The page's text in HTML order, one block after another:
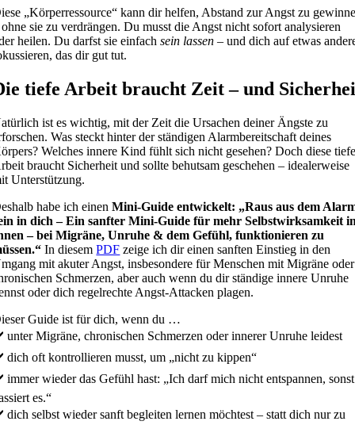
„Körperressource“ kann dir helfen, Abstand zur Angst zu
sie zu verdrängen. Du musst die Angst nicht sofort analysieren
heilen. Du darfst sie einfachsein lassen – und dich auf etwas
das dir gut tut.
tiefe Arbeit braucht Zeit – und
ist es wichtig, mit der Zeit die Ursachen deiner Ängste zu
Was steckt hinter der ständigen Alarmbereitschaft deines
Welches innere Kind fühlt sich nicht gesehen? Doch diese
braucht Sicherheit und sollte behutsam geschehen – idealerweise
Unterstützung.
habe ich einenMini-Guide entwickelt: „Raus aus dem
in dich – Ein sanfter Mini-Guide für mehr Selbstwirksamkeit
– bei Migräne, Unruhe & dem Gefühl, funktionieren zu
“ In diesemPDF zeige ich dir einen sanften Einstieg in den
mit akuter Angst, insbesondere für Menschen mit Migräne oder
Schmerzen, aber auch wenn du dir ständige innere Unruhe
oder dich regelrechte Angst-Attacken plagen.
Guide ist für dich, wenn du …
Migräne, chronischen Schmerzen oder innerer Unruhe leidest
oft kontrollieren musst, um „nicht zu kippen“
wieder das Gefühl hast: „Ich darf mich nicht entspannen, sonst
es.“
selbst wieder sanft begleiten lernen möchtest –statt dich nur zu